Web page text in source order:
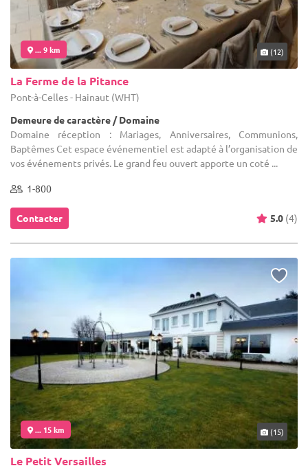
... 9 km (12)
La Ferme de la Pitance
Pont-à-Celles - Hainaut (WHT)
Demeure de caractère / Domaine
Domaine réception : Mariages, Anniversaires, Communions,
Baptêmes Cet espace événementiel est adapté à l’organisation de
vos événements privés. Le grand feu ouvert apporte un coté ...
1-800
Contacter 5.0 (4)
... 15 km (15)
Le Petit Versailles